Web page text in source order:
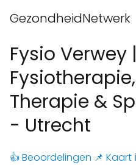
GezondheidNetwerk
Fysio Verwey |
Therapie &
- Utrecht
👍 Beoordelingen 📌 Kaart